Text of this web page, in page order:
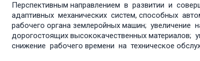
Перспективным направлением в развитии и
адаптивных механических систем, способных
рабочего органа землеройных машин;
дорогостоящих высококачественных
снижение рабочего времени на техническое